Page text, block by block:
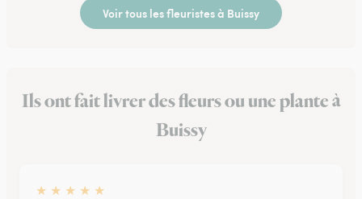
Voir tous les fleuristes à Buissy
Ils ont fait livrer des fleurs ou une plante à
Buissy
★ ★ ★ ★ ★